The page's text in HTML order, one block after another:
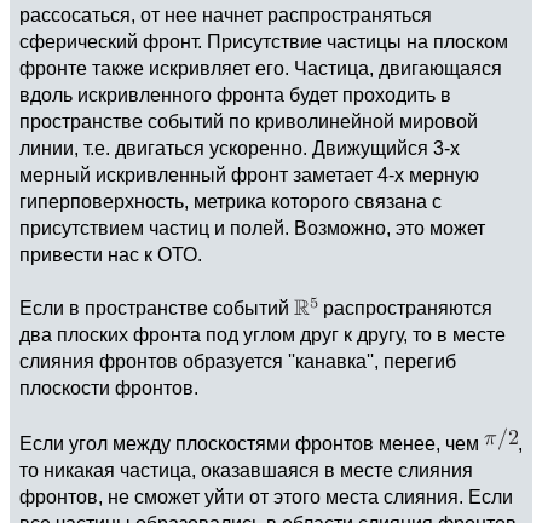
рассосаться, от нее начнет распространяться
сферический фронт. Присутствие частицы на плоском
фронте также искривляет его. Частица, двигающаяся
вдоль искривленного фронта будет проходить в
пространстве событий по криволинейной мировой
линии, т.е. двигаться ускоренно. Движущийся 3-х
мерный искривленный фронт заметает 4-х мерную
гиперповерхность, метрика которого связана с
присутствием частиц и полей. Возможно, это может
привести нас к ОТО.
Если в пространстве событий
распространяются
два плоских фронта под углом друг к другу, то в месте
слияния фронтов образуется ''канавка'', перегиб
плоскости фронтов.
Если угол между плоскостями фронтов менее, чем
,
то никакая частица, оказавшаяся в месте слияния
фронтов, не сможет уйти от этого места слияния. Если